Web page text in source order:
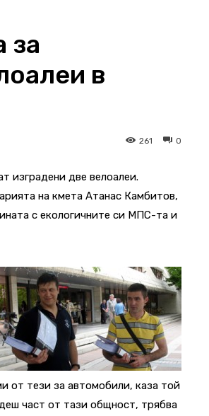
за
в
0
261
изградени две велоалеи.
на кмета Атанас Камбитов,
с екологичните си МПС-та и
от тези за автомобили, каза той
част от тази общност, трябва